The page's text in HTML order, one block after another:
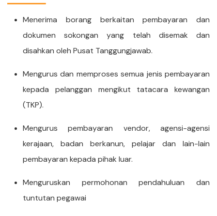
Menerima borang berkaitan pembayaran dan
dokumen sokongan yang telah disemak dan
disahkan oleh Pusat Tanggungjawab.
Mengurus dan memproses semua jenis pembayaran
kepada pelanggan mengikut tatacara kewangan
(TKP).
Mengurus pembayaran vendor, agensi-agensi
kerajaan, badan berkanun, pelajar dan lain-lain
pembayaran kepada pihak luar.
Menguruskan permohonan pendahuluan dan
tuntutan pegawai